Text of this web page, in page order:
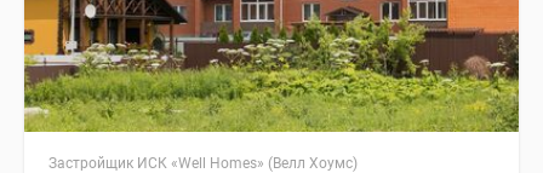
Застройщик ИСК «Well Homes» (Велл Хоумс)